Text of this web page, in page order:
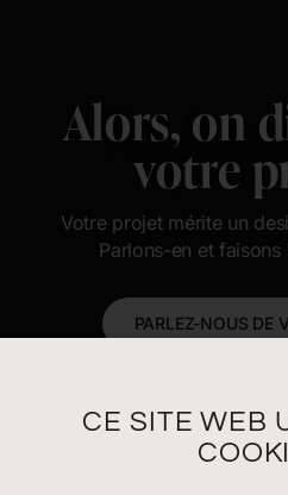
Alors, on
votre
Votre projet mérite un
Parlons-en et
PARLEZ-NOUS DE
CE SITE WEB